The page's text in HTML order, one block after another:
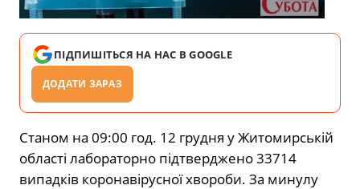
ПІДПИШІТЬСЯ НА НАС В GOOGLE
ДОДАТИ ЗАРАЗ
Станом на 09:00 год. 12 грудня у Житомирській
області лабораторно підтверджено 33714
випадків коронавірусної хвороби. За минулу